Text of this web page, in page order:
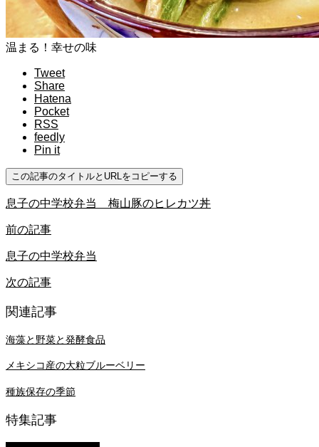
温まる！幸せの味
Tweet
Share
Hatena
Pocket
RSS
feedly
Pin it
この記事のタイトルとURLをコピーする
息子の中学校弁当 梅山豚のヒレカツ丼
前の記事
息子の中学校弁当
次の記事
関連記事
海藻と野菜と発酵食品
メキシコ産の大粒ブルーベリー
種族保存の季節
特集記事